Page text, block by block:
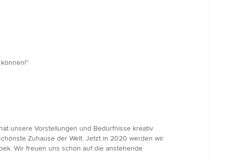
unsere Vorstellungen und Bedürfnisse kreativ
Zuhause der Welt. Jetzt in 2020 werden wir
Wir freuen uns schon auf die anstehende